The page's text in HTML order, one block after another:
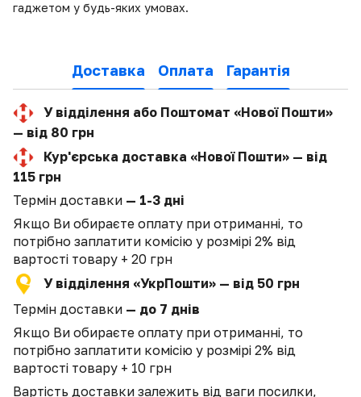
гаджетом у будь-яких умовах.
Доставка Оплата Гарантія
У відділення або Поштомат «Нової Пошти»
— від 80 грн
Кур'єрська доставка «Нової Пошти» — від
115 грн
Термін доставки — 1-3 дні
Якщо Ви обираєте оплату при отриманні, то
потрібно заплатити комісію у розмірі 2% від
вартості товару + 20 грн
У відділення «УкрПошти» — від 50 грн
Термін доставки — до 7 днів
Якщо Ви обираєте оплату при отриманні, то
потрібно заплатити комісію у розмірі 2% від
вартості товару + 10 грн
Вартість доставки залежить від ваги посилки,